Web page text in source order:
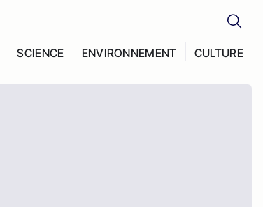
SCIENCE ENVIRONNEMENT CULTURE